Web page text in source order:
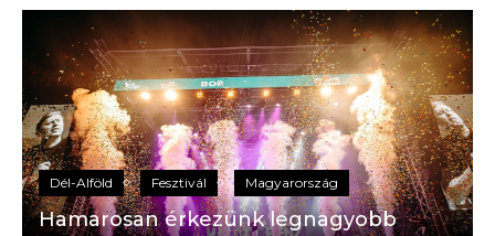
Dél-Alföld Fesztivál Magyarország
Hamarosan érkezünk legnagyobb